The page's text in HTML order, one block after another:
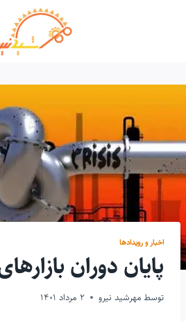
اخبار و رویدادها
پایان دوران
توسط مهرشید نیرو 2 مرداد 1401